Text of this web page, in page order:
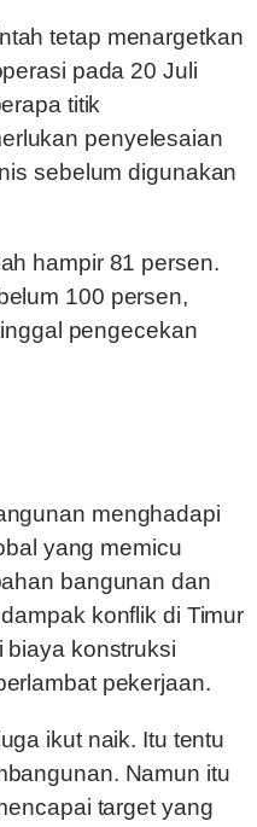
tetap menargetkan
pada 20 Juli
titik
penyelesaian
sebelum digunakan
hampir 81 persen.
100 persen,
pengecekan
menghadapi
yang memicu
bangunan dan
konflik di Timur
biaya konstruksi
pekerjaan.
ikut naik. Itu tentu
Namun itu
target yang